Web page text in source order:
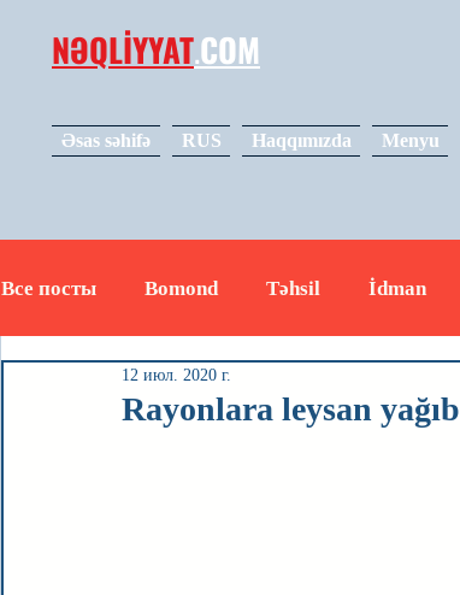
NƏQLİYYAT.COM
Əsas səhifə RUS Haqqımızda Menyu
Все посты Bomond Təhsil İdman
Video
Rayonlara leysan yağıb
12 июл. 2020 г.